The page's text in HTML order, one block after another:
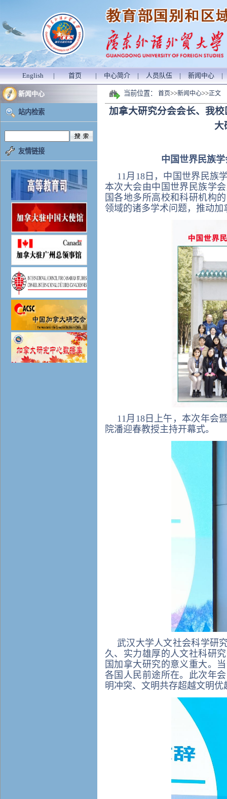
English | 首页 | 中心简介 | 人员队伍 | 新闻中心 |
新闻中心
站内检索
友情链接
当前位置： 首页>>新闻中心>>正文
加拿大研究分会会长、我
大
中国世界民族
11月18日，中国世界民族
本次大会由中国世界民族学
国各地多所高校和科研机构
领域的诸多学术问题，推动
11月18日上午，本次年会
院潘迎春教授主持开幕式。
武汉大学人文社会科学研
久、实力雄厚的人文社科研
国加拿大研究的意义重大。
各国人民前途所在。此次年
明冲突、文明共存超越文明